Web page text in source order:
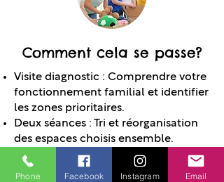
Comment cela se passe?
Visite diagnostic : Comprendre votre
fonctionnement familial et identifier
les zones prioritaires.
Deux séances : Tri et réorganisation
des espaces choisis ensemble.
Suivi entre les séances : Questions,
ajustements et soutien personnalisé
Phone Facebook Instagram Email